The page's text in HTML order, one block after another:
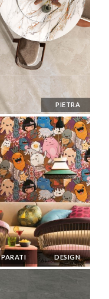
PIETRA
DESIGN